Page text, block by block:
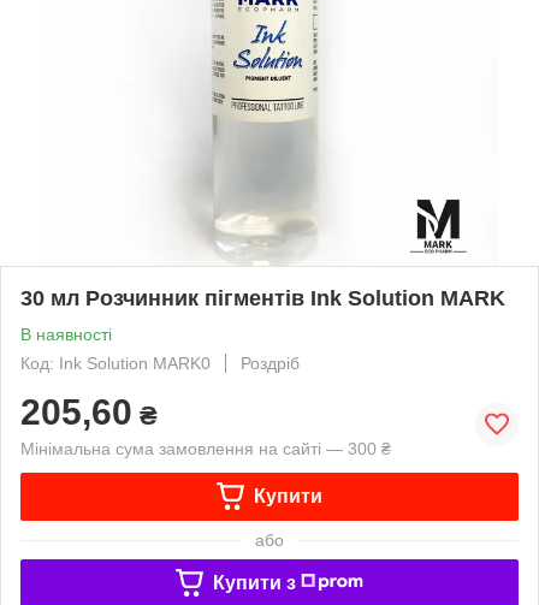
30 мл Розчинник пігментів Ink Solution MARK
В наявності
Код: Ink Solution MARK0
Роздріб
205,60 ₴
Мінімальна сума замовлення на сайті — 300 ₴
Купити
або
Купити з